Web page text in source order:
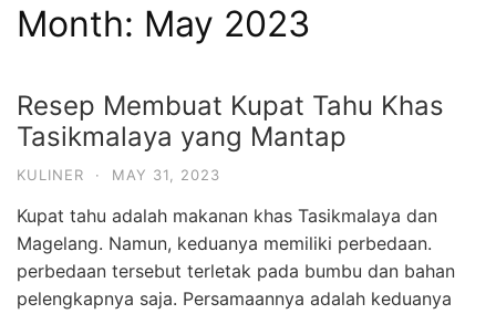
Month: May 2023
Resep Membuat Kupat Tahu Khas
Tasikmalaya yang Mantap
KULINER · MAY 31, 2023
Kupat tahu adalah makanan khas Tasikmalaya dan
Magelang. Namun, keduanya memiliki perbedaan.
perbedaan tersebut terletak pada bumbu dan bahan
pelengkapnya saja. Persamaannya adalah keduanya